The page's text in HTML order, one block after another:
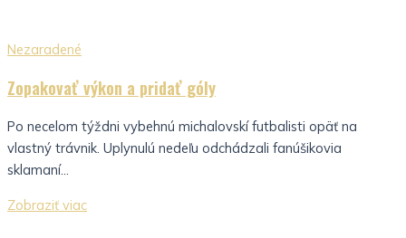
Nezaradené
Zopakovať výkon a pridať góly
Po necelom týždni vybehnú michalovskí futbalisti opäť na
vlastný trávnik. Uplynulú nedeľu odchádzali fanúšikovia
sklamaní...
Zobraziť viac